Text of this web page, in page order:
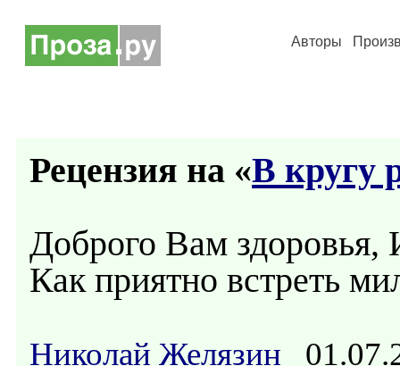
Авторы
Рецензия на «В кругу
Доброго Вам здоровья,
Как приятно встреть
Николай Желязин